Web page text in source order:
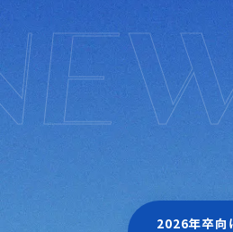
2026年卒向